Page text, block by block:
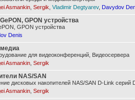
Asmankin Sergik Vladimir Degtyarev, Davydov
GPON устройства
GPON устройства
Denis
для видеоконференций, Видеосервера
Asmankin Sergik
NAS/SAN
дисковых накопителей NAS/SAN D-Link серий
Asmankin Sergik